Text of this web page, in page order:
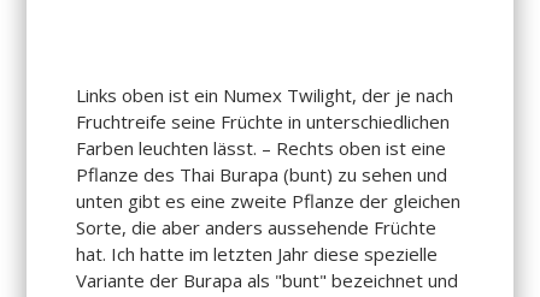
Links oben ist ein Numex Twilight, der je nach
Fruchtreife seine Früchte in unterschiedlichen
Farben leuchten lässt. – Rechts oben ist eine
Pflanze des Thai Burapa (bunt) zu sehen und
unten gibt es eine zweite Pflanze der gleichen
Sorte, die aber anders aussehende Früchte
hat. Ich hatte im letzten Jahr diese spezielle
Variante der Burapa als "bunt" bezeichnet und